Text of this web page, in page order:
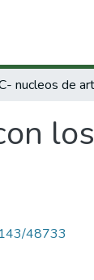
los
48733